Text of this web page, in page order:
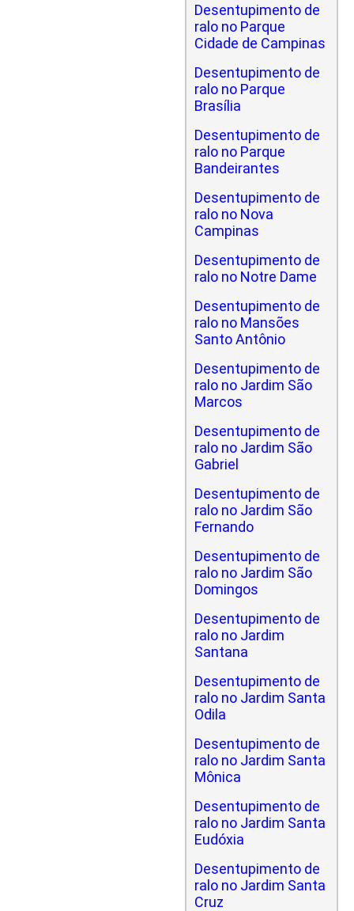
Desentupimento de
ralo no Parque
Cidade de Campinas
Desentupimento de
ralo no Parque
Brasília
Desentupimento de
ralo no Parque
Bandeirantes
Desentupimento de
ralo no Nova
Campinas
Desentupimento de
ralo no Notre Dame
Desentupimento de
ralo no Mansões
Santo Antônio
Desentupimento de
ralo no Jardim São
Marcos
Desentupimento de
ralo no Jardim São
Gabriel
Desentupimento de
ralo no Jardim São
Fernando
Desentupimento de
ralo no Jardim São
Domingos
Desentupimento de
ralo no Jardim
Santana
Desentupimento de
ralo no Jardim Santa
Odila
Desentupimento de
ralo no Jardim Santa
Mônica
Desentupimento de
ralo no Jardim Santa
Eudóxia
Desentupimento de
ralo no Jardim Santa
Cruz